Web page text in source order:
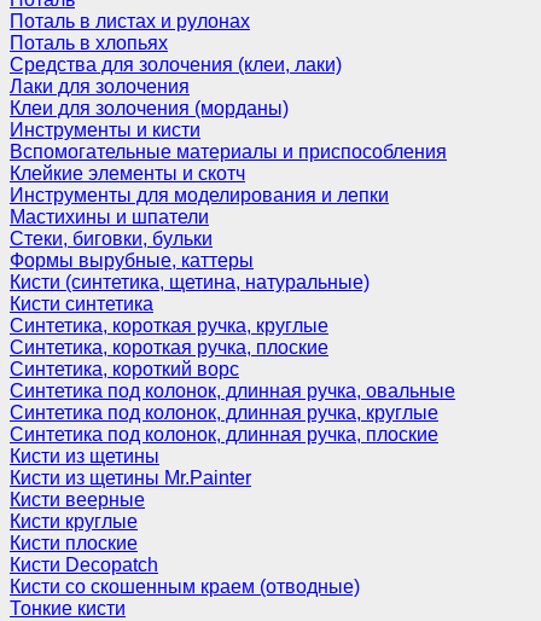
Поталь в листах и рулонах
Поталь в хлопьях
Средства для золочения (клеи, лаки)
Лаки для золочения
Клеи для золочения (морданы)
Инструменты и кисти
Вспомогательные материалы и приспособления
Клейкие элементы и скотч
Инструменты для моделирования и лепки
Мастихины и шпатели
Стеки, биговки, бульки
Формы вырубные, каттеры
Кисти (синтетика, щетина, натуральные)
Кисти синтетика
Синтетика, короткая ручка, круглые
Синтетика, короткая ручка, плоские
Синтетика, короткий ворс
Синтетика под колонок, длинная ручка, овальные
Синтетика под колонок, длинная ручка, круглые
Синтетика под колонок, длинная ручка, плоские
Кисти из щетины
Кисти из щетины Mr.Painter
Кисти веерные
Кисти круглые
Кисти плоские
Кисти Decopatch
Кисти со скошенным краем (отводные)
Тонкие кисти